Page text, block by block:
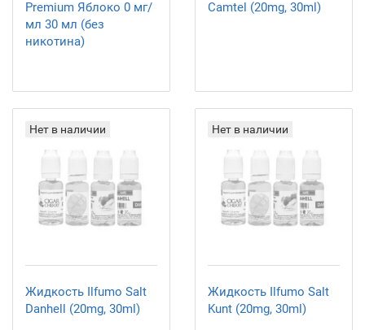
Premium Яблоко 0 мг/
мл 30 мл (без
никотина)
Camtel (20mg, 30ml)
Нет в наличии
Жидкость Ilfumo Salt
Danhell (20mg, 30ml)
Нет в наличии
Жидкость Ilfumo Salt
Kunt (20mg, 30ml)